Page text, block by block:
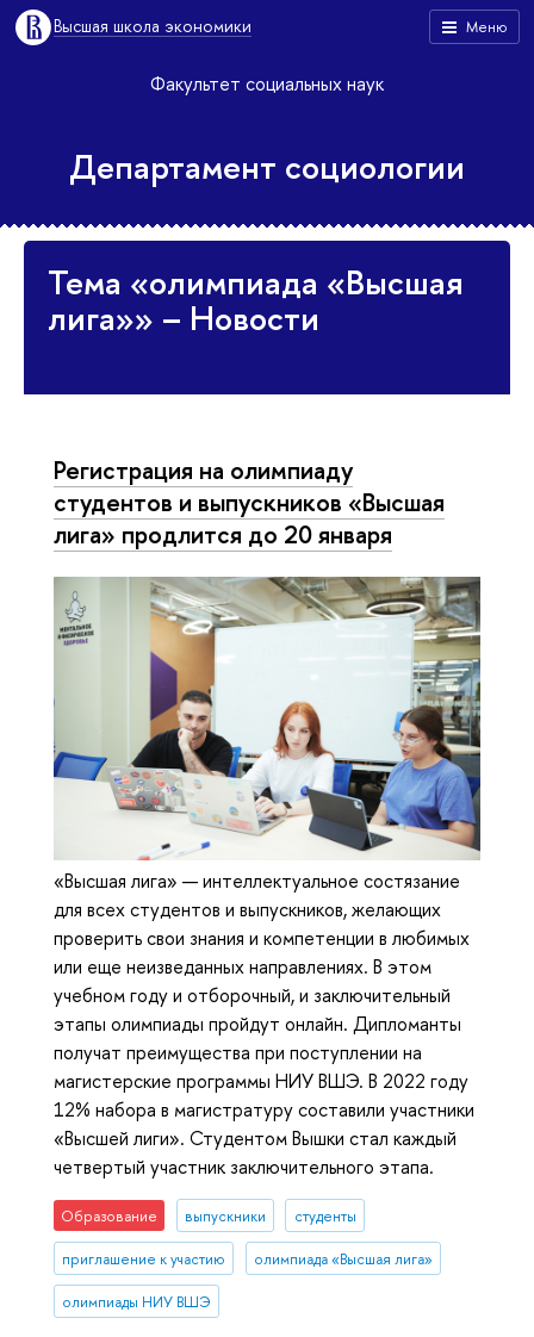
Меню
Высшая школа экономики
Факультет социальных наук
Департамент социологии
Тема «олимпиада «Высшая
лига»» – Новости
Регистрация на олимпиаду
студентов и выпускников «Высшая
лига» продлится до 20 января
«Высшая лига» — интеллектуальное состязание
для всех студентов и выпускников, желающих
проверить свои знания и компетенции в любимых
или еще неизведанных направлениях. В этом
учебном году и отборочный, и заключительный
этапы олимпиады пройдут онлайн. Дипломанты
получат преимущества при поступлении на
магистерские программы НИУ ВШЭ. В 2022 году
12% набора в магистратуру составили участники
«Высшей лиги». Студентом Вышки стал каждый
четвертый участник заключительного этапа.
Образование выпускники студенты
приглашение к участию олимпиада «Высшая лига»
олимпиады НИУ ВШЭ